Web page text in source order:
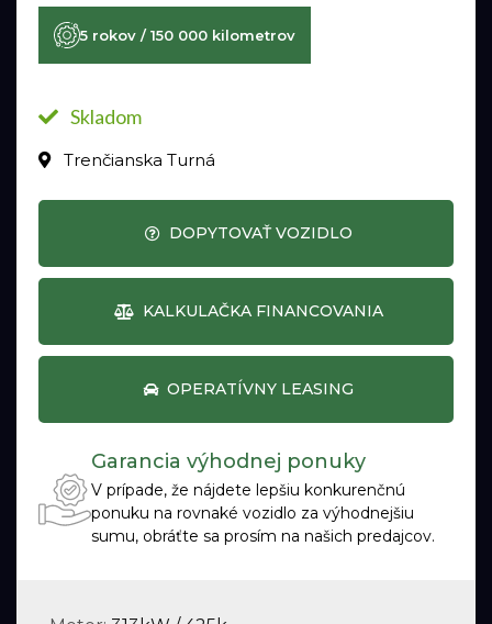
5 rokov / 150 000 kilometrov
Skladom
Trenčianska Turná
DOPYTOVAŤ VOZIDLO
KALKULAČKA FINANCOVANIA
OPERATÍVNY LEASING
Garancia výhodnej ponuky
V prípade, že nájdete lepšiu konkurenčnú
ponuku na rovnaké vozidlo za výhodnejšiu
sumu, obráťte sa prosím na našich predajcov.